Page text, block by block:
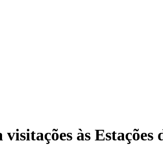
às